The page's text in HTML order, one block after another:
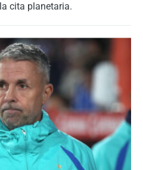
cita planetaria.